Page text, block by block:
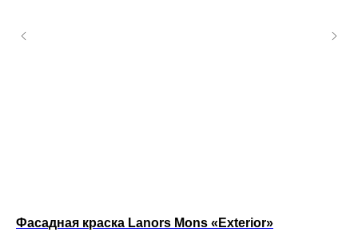
Фасадная краска Lanors Mons «Exterior»